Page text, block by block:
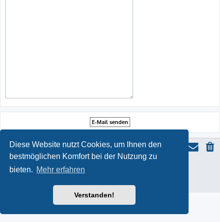
Diese Website nutzt Cookies, um Ihnen den
bestmöglichen Komfort bei der Nutzung zu
bieten. Mehr erfahren
Verstanden!
Powered byphpBB
Datenschutz|Nutzungsbedingungen